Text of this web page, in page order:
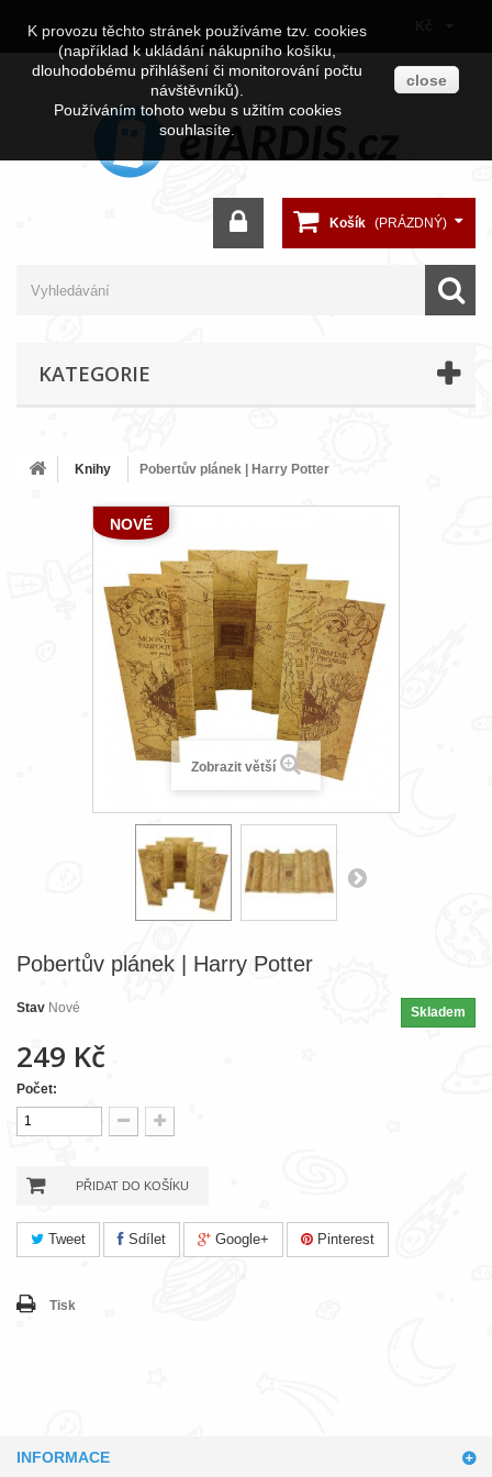
Košík (PRÁZDNÝ)
KATEGORIE
Knihy Pobertův plánek | Harry Potter
NOVÉ
Zobrazit větší
Pobertův plánek | Harry Potter
Skladem
Stav Nové
249 Kč
Počet:
PŘIDAT DO KOŠÍKU
Tweet Sdílet Google+ Pinterest
Tisk
INFORMACE
K provozu těchto stránek používáme tzv. cookies
(například k ukládání nákupního košíku,
dlouhodobému přihlášení či monitorování počtu
návštěvníků).
Používáním tohoto webu s užitím cookies
souhlasíte.
close